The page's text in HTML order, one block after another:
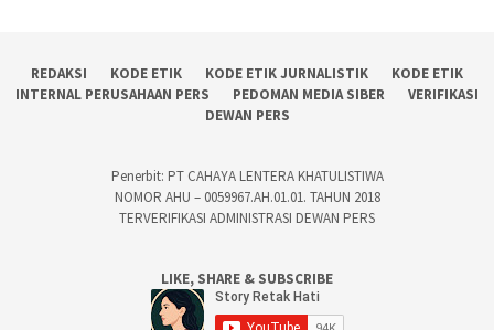
REDAKSI KODE ETIK KODE ETIK JURNALISTIK
KODE ETIK
INTERNAL PERUSAHAAN PERS
PEDOMAN MEDIA SIBER
VERIFIKASI
DEWAN PERS
Penerbit: PT CAHAYA LENTERA KHATULISTIWA
NOMOR AHU – 0059967.AH.01.01. TAHUN 2018
TERVERIFIKASI ADMINISTRASI DEWAN PERS
LIKE, SHARE & SUBSCRIBE